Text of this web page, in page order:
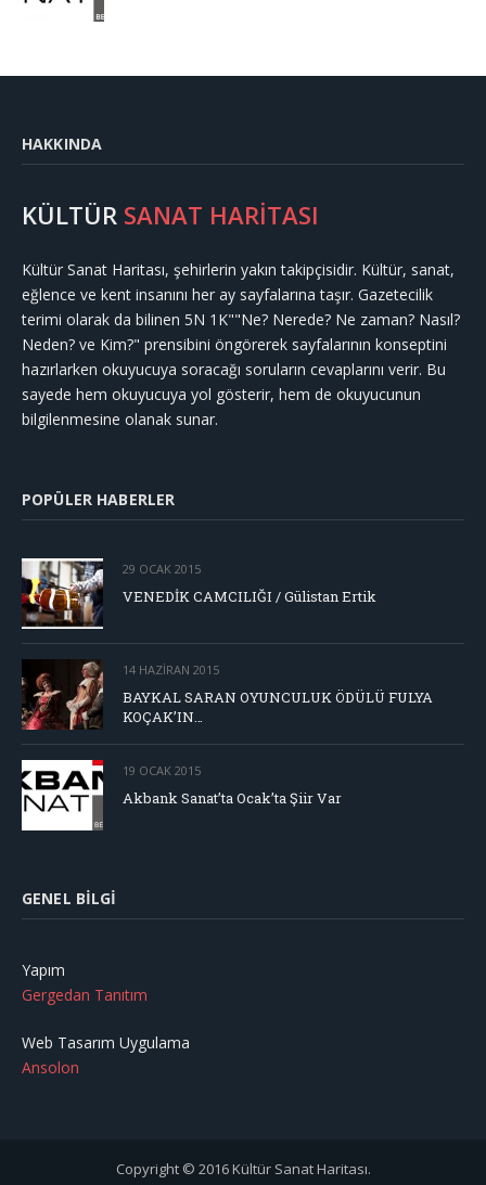
HAKKINDA
KÜLTÜR SANAT HARİTASI
Kültür Sanat Haritası, şehirlerin yakın takipçisidir. Kültür, sanat,
eğlence ve kent insanını her ay sayfalarına taşır. Gazetecilik
terimi olarak da bilinen 5N 1K""Ne? Nerede? Ne zaman? Nasıl?
Neden? ve Kim?" prensibini öngörerek sayfalarının konseptini
hazırlarken okuyucuya soracağı soruların cevaplarını verir. Bu
sayede hem okuyucuya yol gösterir, hem de okuyucunun
bilgilenmesine olanak sunar.
POPÜLER HABERLER
29 OCAK 2015
VENEDİK CAMCILIĞI / Gülistan Ertik
14 HAZIRAN 2015
BAYKAL SARAN OYUNCULUK ÖDÜLÜ FULYA
KOÇAK’IN…
19 OCAK 2015
Akbank Sanat’ta Ocak’ta Şiir Var
GENEL BILGI
Yapım
Gergedan Tanıtım
Web Tasarım Uygulama
Ansolon
Copyright © 2016 Kültür Sanat Haritası.